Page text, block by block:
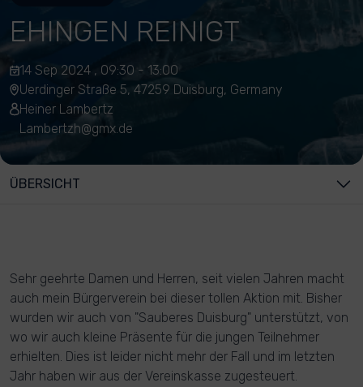
EHINGEN REINIGT
14 Sep 2024 , 09:30 - 13:00
Uerdinger Straße 5, 47259 Duisburg, Germany
Heiner Lambertz
Lambertzh@gmx.de
ÜBERSICHT
Sehr geehrte Damen und Herren, seit vielen Jahren macht
auch mein Bürgerverein bei dieser tollen Aktion mit. Bisher
wurden wir auch von "Sauberes Duisburg" unterstützt, von
wo wir auch kleine Präsente für die jungen Teilnehmer
erhielten. Dies ist leider nicht mehr der Fall und im letzten
Jahr haben wir aus der Vereinskasse zugesteuert.